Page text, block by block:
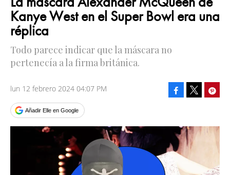
Kanye West en el Super Bowl era una
réplica
Todo parece indicar que la máscara no
pertenecía a la firma británica.
lun 12 febrero 2024 04:07 PM
Añadir Elle en Google
Facebook